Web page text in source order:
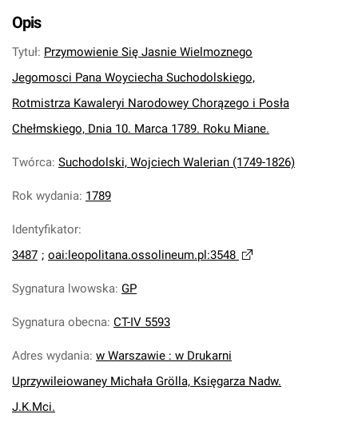
Opis
Tytuł: Przymowienie Się Jasnie Wielmoznego
Jegomosci Pana Woyciecha Suchodolskiego,
Rotmistrza Kawaleryi Narodowey Chorązego i Posła
Chełmskiego, Dnia 10. Marca 1789. Roku Miane.
Twórca: Suchodolski, Wojciech Walerian (1749-1826)
Rok wydania: 1789
Identyfikator:
3487 ; oai:leopolitana.ossolineum.pl:3548
Sygnatura lwowska: GP
Sygnatura obecna: CT-IV 5593
Adres wydania: w Warszawie : w Drukarni
Uprzywileiowaney Michała Grölla, Księgarza Nadw.
J.K.Mci.